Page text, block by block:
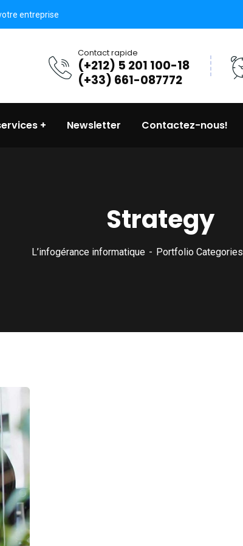
entreprise
Contact rapide
(+212) 5 201 100-18
(+33) 661-087772
Newsletter Contactez-nous!
Strategy
L’infogérance informatique Portfolio Categories